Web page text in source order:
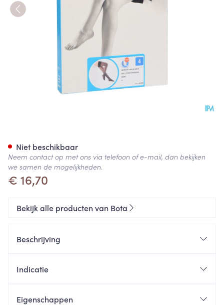
€ 16,70
Niet beschikbaar
Neem contact op met ons via telefoon of e-mail, dan bekijken
we samen de mogelijkheden.
Bekijk alle producten van Bota
Beschrijving
Indicatie
Eigenschappen